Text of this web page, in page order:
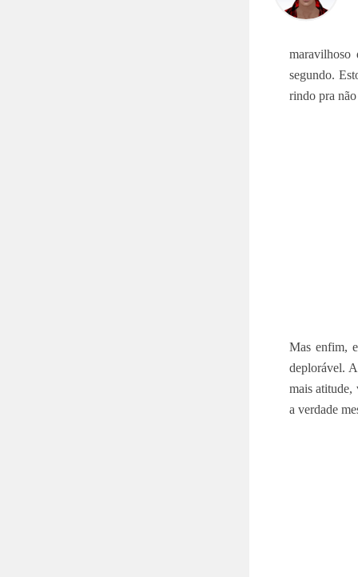
maravilhoso
segundo.
rindo pra
Mas enfim,
deplorável.
mais atitude,
a verdade